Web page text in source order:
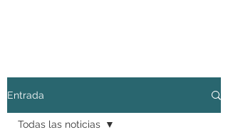
Entrada
Todas las noticias